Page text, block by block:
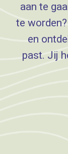
aan te
te
en
past. Jij